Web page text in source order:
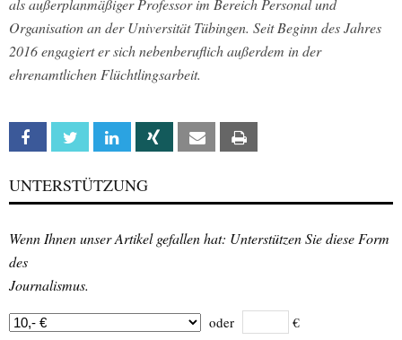
als außerplanmäßiger Professor im Bereich Personal und
Organisation an der Universität Tübingen. Seit Beginn des Jahres
2016 engagiert er sich nebenberuflich außerdem in der
ehrenamtlichen Flüchtlingsarbeit.
Facebook Twitter Linkedin Xing Email
UNTERSTÜTZUNG
Wenn Ihnen unser Artikel gefallen hat: Unterstützen Sie diese Form
des
Journalismus.
oder €